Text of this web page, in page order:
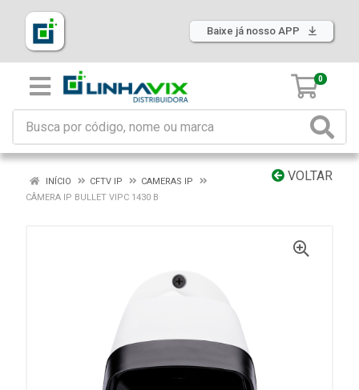
Baixe já nosso APP
0
VOLTAR
INÍCIO CFTV IP
CAMERAS IP
CÂMERA IP BULLET VIPC 1430 B